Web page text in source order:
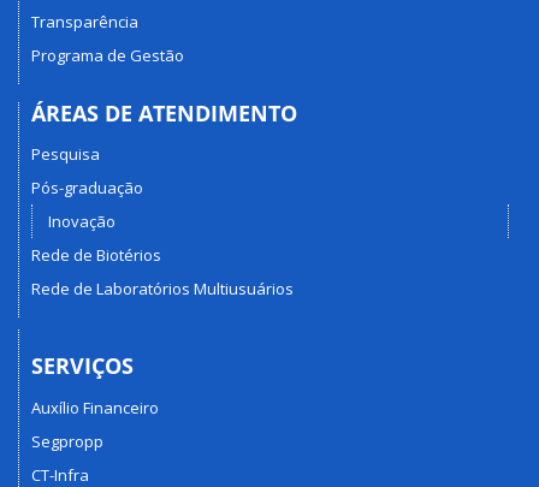
Transparência
Programa de Gestão
ÁREAS DE ATENDIMENTO
Pesquisa
Pós-graduação
Inovação
Rede de Biotérios
Rede de Laboratórios Multiusuários
SERVIÇOS
Auxílio Financeiro
Segpropp
CT-Infra